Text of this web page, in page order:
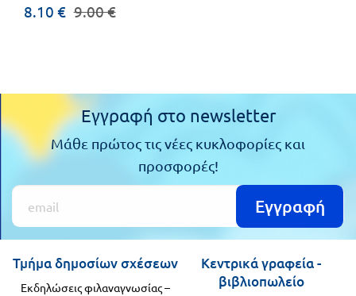
8.10 € 9.00 €
Εγγραφή στο newsletter
Μάθε πρώτος τις νέες κυκλοφορίες και
προσφορές!
Εγγραφή
Κεντρικά γραφεία -
βιβλιοπωλείο
Τμήμα δημοσίων σχέσεων
Εκδηλώσεις φιλαναγνωσίας –